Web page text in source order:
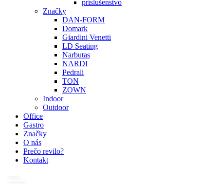
príslušenstvo
Značky
DAN-FORM
Domark
Giardini Venetti
LD Seating
Narbutas
NARDI
Pedrali
TON
ZOWN
Indoor
Outdoor
Office
Gastro
Značky
O nás
Prečo revilo?
Kontakt